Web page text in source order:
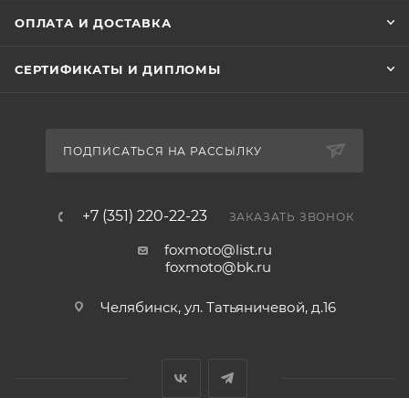
ОПЛАТА И ДОСТАВКА
СЕРТИФИКАТЫ И ДИПЛОМЫ
ПОДПИСАТЬСЯ НА РАССЫЛКУ
+7 (351) 220-22-23 ЗАКАЗАТЬ ЗВОНОК
foxmoto@list.ru
foxmoto@bk.ru
Челябинск, ул. Татьяничевой, д.16